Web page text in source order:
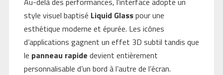
style visuel baptisé Liquid Glasspour une
esthétique moderne et épurée. Les icônes
d’applications gagnent un effet 3D subtil tandis que
le panneau rapide devient entièrement
personnalisable d’un bord à l’autre de l’écran.